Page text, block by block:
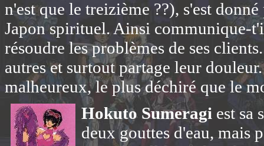
n'est que le treizième ??), s'est
Japon spirituel. Ainsi communique-
résoudre les problèmes de ses
autres et surtout partage leur
malheureux, le plus déchiré que le
Hokuto Sumeragi est sa
deux gouttes d'eau, mais